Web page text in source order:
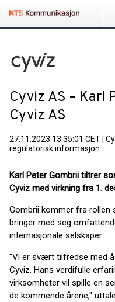
Cyviz AS – Karl
Cyviz AS
27.11.2023 13:35:01 CET
regulatorisk informasjon
Karl Peter Gombrii tiltrer
Cyviz med virkning fra 1.
Gombrii kommer fra rollen
bringer med seg
internasjonale selskaper.
"Vi er svært tilfredse med
Cyviz. Hans verdifulle
virksomheter vil spille en
de kommende årene,"